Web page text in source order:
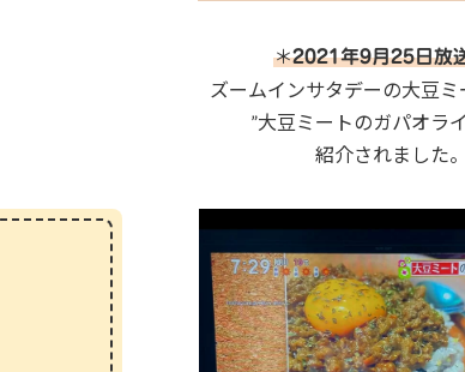
＊2021年9月25日放
ズームインサタデーの大豆ミ
”大豆ミートのガパオラ
紹介されました。